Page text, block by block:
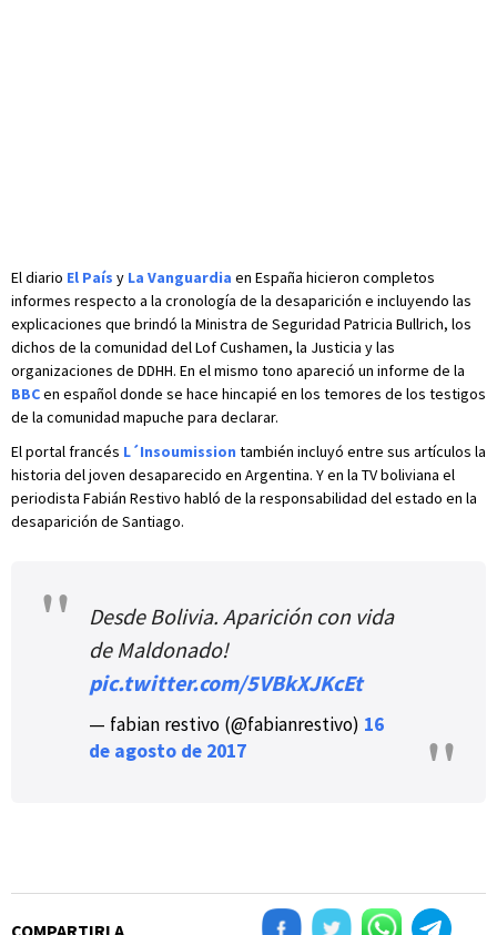
El diario El País y La Vanguardia en España hicieron completos
informes respecto a la cronología de la desaparición e incluyendo las
explicaciones que brindó la Ministra de Seguridad Patricia Bullrich, los
dichos de la comunidad del Lof Cushamen, la Justicia y las
organizaciones de DDHH. En el mismo tono apareció un informe de la
BBCen español donde se hace hincapié en los temores de los testigos
de la comunidad mapuche para declarar.
El portal francés L´Insoumission también incluyó entre sus artículos la
historia del joven desaparecido en Argentina. Y en la TV boliviana el
periodista Fabián Restivo habló de la responsabilidad del estado en la
desaparición de Santiago.
Desde Bolivia. Aparición con vida
de Maldonado!
pic.twitter.com/5VBkXJKcEt
— fabian restivo (@fabianrestivo) 16
de agosto de 2017
COMPARTIRLA